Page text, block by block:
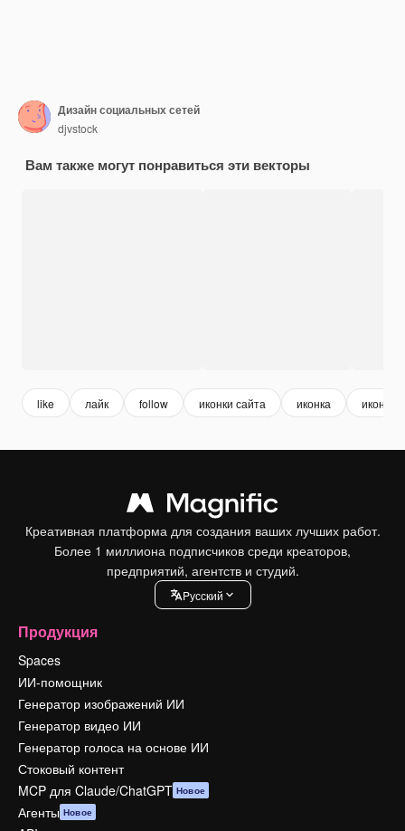
Дизайн социальных сетей
djvstock
Вам также могут понравиться эти векторы
like лайк follow иконки сайта иконка иконка
Креативная платформа для создания ваших лучших работ.
Более 1 миллиона подписчиков среди креаторов,
предприятий, агентств и студий.
Pусский
Продукция
Spaces
ИИ-помощник
Генератор изображений ИИ
Генератор видео ИИ
Генератор голоса на основе ИИ
Стоковый контент
MCP для Claude/ChatGPT Новое
Агенты Новое